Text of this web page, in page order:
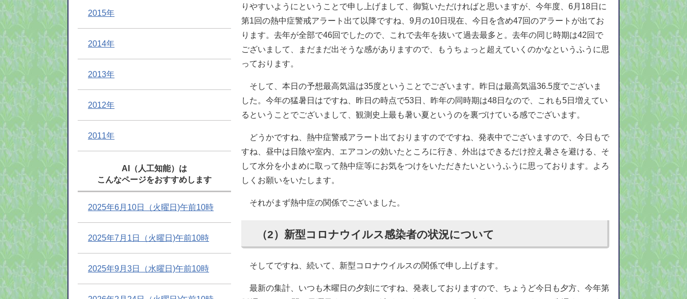
りやすいようにということで申し上げまして、御覧いただければと思いますが、今年度、6月18日に
第1回の熱中症警戒アラート出て以降ですね、9月の10日現在、今日を含め47回のアラートが出てお
ります。去年が全部で46回でしたので、これで去年を抜いて過去最多と。去年の同じ時期は42回で
ございまして、まだまだ出そうな感がありますので、もうちょっと超えていくのかなというふうに思
っております。
そして、本日の予想最高気温は35度ということでございます。昨日は最高気温36.5度でございま
した。今年の猛暑日はですね、昨日の時点で53日、昨年の同時期は48日なので、これも5日増えてい
るということでございまして、観測史上最も暑い夏というのを裏づけている感でございます。
どうかですね、熱中症警戒アラート出ておりますのでですね、発表中でございますので、今日もで
すね、昼中は日陰や室内、エアコンの効いたところに行き、外出はできるだけ控え暑さを避ける、そ
して水分を小まめに取って熱中症等にお気をつけをいただきたいというふうに思っております。よろ
しくお願いをいたします。
それがまず熱中症の関係でございました。
（2）新型コロナウイルス感染者の状況について
そしてですね、続いて、新型コロナウイルスの関係で申し上げます。
最新の集計、いつも木曜日の夕刻にですね、発表しておりますので、ちょうど今日も夕方、今年第
2015年
2014年
2013年
2012年
2011年
AI（人工知能）は
こんなページをおすすめします
2025年6月10日（火曜日)午前10時
2025年7月1日（火曜日)午前10時
2025年9月3日（水曜日)午前10時